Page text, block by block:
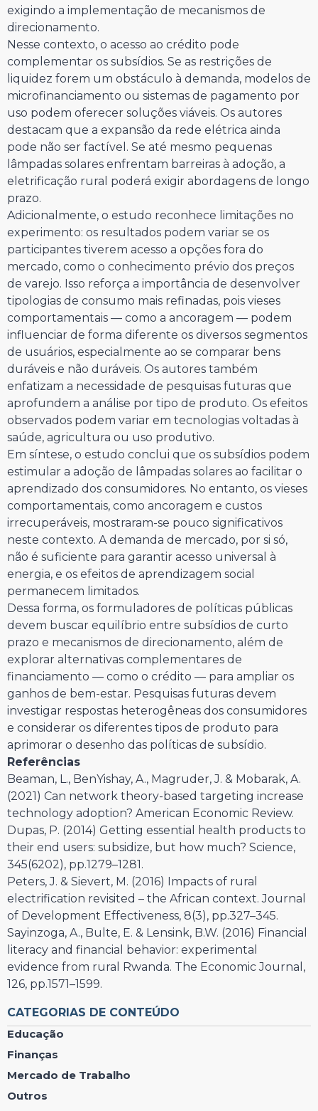
exigindo a implementação de mecanismos de
direcionamento.
Nesse contexto, o acesso ao crédito pode
complementar os subsídios. Se as restrições de
liquidez forem um obstáculo à demanda, modelos de
microfinanciamento ou sistemas de pagamento por
uso podem oferecer soluções viáveis. Os autores
destacam que a expansão da rede elétrica ainda
pode não ser factível. Se até mesmo pequenas
lâmpadas solares enfrentam barreiras à adoção, a
eletrificação rural poderá exigir abordagens de longo
prazo.
Adicionalmente, o estudo reconhece limitações no
experimento: os resultados podem variar se os
participantes tiverem acesso a opções fora do
mercado, como o conhecimento prévio dos preços
de varejo. Isso reforça a importância de desenvolver
tipologias de consumo mais refinadas, pois vieses
comportamentais — como a ancoragem — podem
influenciar de forma diferente os diversos segmentos
de usuários, especialmente ao se comparar bens
duráveis e não duráveis. Os autores também
enfatizam a necessidade de pesquisas futuras que
aprofundem a análise por tipo de produto. Os efeitos
observados podem variar em tecnologias voltadas à
saúde, agricultura ou uso produtivo.
Em síntese, o estudo conclui que os subsídios podem
estimular a adoção de lâmpadas solares ao facilitar o
aprendizado dos consumidores. No entanto, os vieses
comportamentais, como ancoragem e custos
irrecuperáveis, mostraram-se pouco significativos
neste contexto. A demanda de mercado, por si só,
não é suficiente para garantir acesso universal à
energia, e os efeitos de aprendizagem social
permanecem limitados.
Dessa forma, os formuladores de políticas públicas
devem buscar equilíbrio entre subsídios de curto
prazo e mecanismos de direcionamento, além de
explorar alternativas complementares de
financiamento — como o crédito — para ampliar os
ganhos de bem-estar. Pesquisas futuras devem
investigar respostas heterogêneas dos consumidores
e considerar os diferentes tipos de produto para
aprimorar o desenho das políticas de subsídio.
Referências
Beaman, L., BenYishay, A., Magruder, J. & Mobarak, A.
(2021) Can network theory-based targeting increase
technology adoption? American Economic Review.
Dupas, P. (2014) Getting essential health products to
their end users: subsidize, but how much? Science,
345(6202), pp.1279–1281.
Peters, J. & Sievert, M. (2016) Impacts of rural
electrification revisited – the African context. Journal
of Development Effectiveness, 8(3), pp.327–345.
Sayinzoga, A., Bulte, E. & Lensink, B.W. (2016) Financial
literacy and financial behavior: experimental
evidence from rural Rwanda. The Economic Journal,
126, pp.1571–1599.
CATEGORIAS DE CONTEÚDO
Educação
Finanças
Mercado de Trabalho
Outros